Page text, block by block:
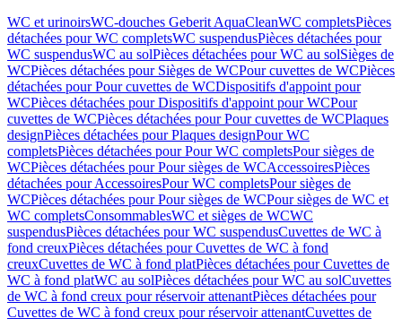
WC et urinoirsWC-douches Geberit AquaCleanWC completsPièces
détachées pour WC completsWC suspendusPièces détachées pour
WC suspendusWC au solPièces détachées pour WC au solSièges de
WCPièces détachées pour Sièges de WCPour cuvettes de WCPièces
détachées pour Pour cuvettes de WCDispositifs d'appoint pour
WCPièces détachées pour Dispositifs d'appoint pour WCPour
cuvettes de WCPièces détachées pour Pour cuvettes de WCPlaques
designPièces détachées pour Plaques designPour WC
completsPièces détachées pour Pour WC completsPour sièges de
WCPièces détachées pour Pour sièges de WCAccessoiresPièces
détachées pour AccessoiresPour WC completsPour sièges de
WCPièces détachées pour Pour sièges de WCPour sièges de WC et
WC completsConsommablesWC et sièges de WCWC
suspendusPièces détachées pour WC suspendusCuvettes de WC à
fond creuxPièces détachées pour Cuvettes de WC à fond
creuxCuvettes de WC à fond platPièces détachées pour Cuvettes de
WC à fond platWC au solPièces détachées pour WC au solCuvettes
de WC à fond creux pour réservoir attenantPièces détachées pour
Cuvettes de WC à fond creux pour réservoir attenantCuvettes de